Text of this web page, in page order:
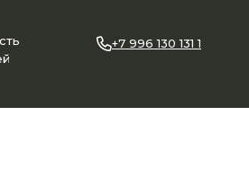
+7 996 130 131 1